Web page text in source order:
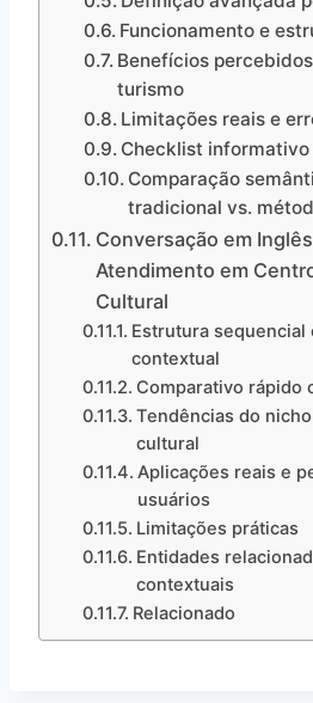
Funcionamento e
Benefícios
turismo
Limitações reais e
Checklist
Comparação
tradicional vs.
Conversação em
Atendimento em
Cultural
Estrutura sequencial
contextual
Comparativo rápido
Tendências do
cultural
Aplicações reais e
usuários
Limitações práticas
Entidades
contextuais
Relacionado